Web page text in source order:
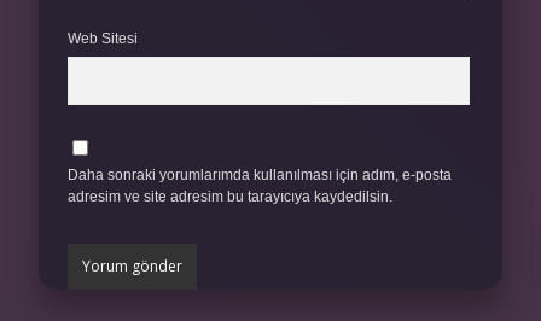
Web Sitesi
Daha sonraki yorumlarımda kullanılması için adım, e-posta
adresim ve site adresim bu tarayıcıya kaydedilsin.